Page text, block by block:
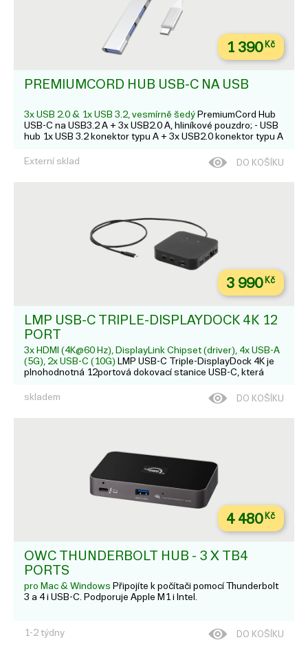
1 390Kč
PREMIUMCORD HUB USB-C NA USB
3x USB 2.0 & 1x USB 3.2, vesmírně šedý PremiumCord Hub
USB-C na USB3.2 A + 3x USB2.0 A, hliníkové pouzdro; - USB
hub 1x USB 3.2 konektor typu A + 3x USB2.0 konektor typu A
R/RW's, pevných disků, web kamer, čteček paměťových
Externí sklad DO KOŠÍKU
3 990Kč
LMP USB-C TRIPLE-DISPLAYDOCK 4K 12
PORT
3x HDMI (4K@60 Hz), DisplayLink Chipset (driver), 4x USB-A
(5G), 2x USB-C (10G)
LMP USB-C Triple-DisplayDock 4K je
plnohodnotná 12portová dokovací stanice USB-C, která
prostřednictvím rozhraní HDMI 2.0. Díky grafické čipové sadě
DisplayLink (musí být nainstalován ovladač DisplayLink!...
skladem DO KOŠÍKU
4 480Kč
OWC THUNDERBOLT HUB - 3 X TB4
PORTS
pro Mac & Windows Připojíte k počítači pomocí Thunderbolt
3 a 4 i USB-C. Podporuje Apple M1 i Intel.
1-2 týdny DO KOŠÍKU